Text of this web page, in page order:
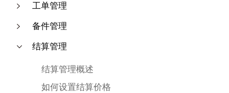
工单管理
备件管理
结算管理
结算管理概述
如何设置结算价格